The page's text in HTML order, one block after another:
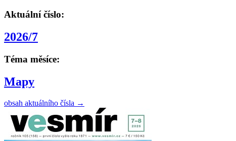
Aktuální číslo:
2026/7
Téma měsíce:
Mapy
obsah aktuálního čísla →